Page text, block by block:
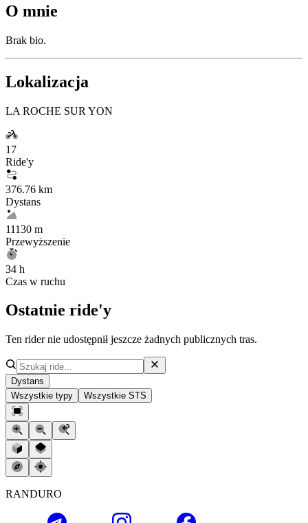
O mnie
Brak bio.
Lokalizacja
LA ROCHE SUR YON
17
Ride'y
376.76 km
Dystans
11130 m
Przewyższenie
34 h
Czas w ruchu
Ostatnie ride'y
Ten rider nie udostępnił jeszcze żadnych publicznych tras.
Dystans
Wszystkie typy
Wszystkie STS
RANDURO